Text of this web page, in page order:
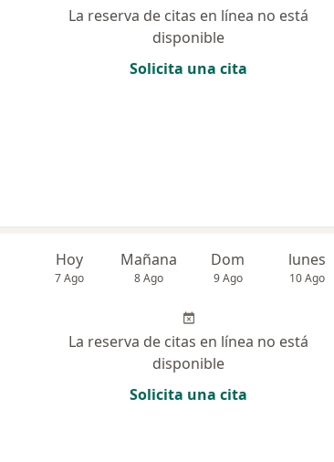
La reserva de citas en línea no está
disponible
Solicita una cita
Hoy
7 Ago
Mañana
8 Ago
Dom
9 Ago
lunes
10 Ago
La reserva de citas en línea no está
disponible
Solicita una cita